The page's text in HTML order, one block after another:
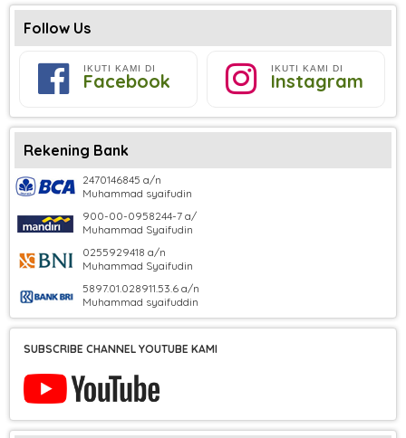
Follow Us
IKUTI KAMI DI
Facebook
IKUTI KAMI DI
Instagram
Rekening Bank
2470146845 a/n
Muhammad syaifudin
900-00-0958244-7 a/
Muhammad Syaifudin
0255929418 a/n
Muhammad Syaifudin
5897.01.028911.53.6 a/n
Muhammad syaifuddin
SUBSCRIBE CHANNEL YOUTUBE KAMI